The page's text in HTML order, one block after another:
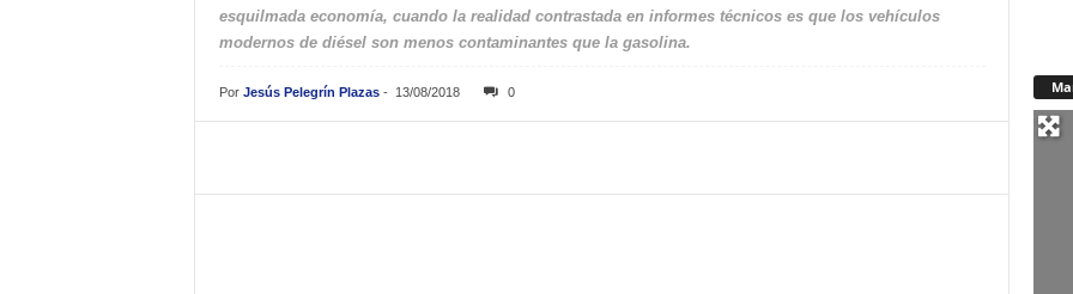
esquilmada economía, cuando la realidad contrastada en informes técnicos es que los vehículos
modernos de diésel son menos contaminantes que la gasolina.
Por Jesús Pelegrín Plazas- 13/08/2018 0